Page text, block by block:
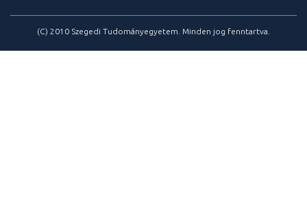
(C) 2010 Szegedi Tudományegyetem. Minden jog fenntartva.